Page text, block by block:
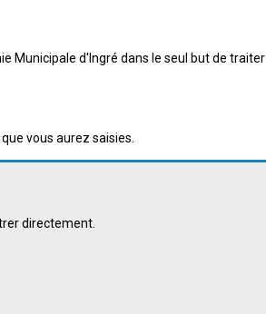
Municipale d'Ingré dans le seul but de traiter
vous aurez saisies.
directement.